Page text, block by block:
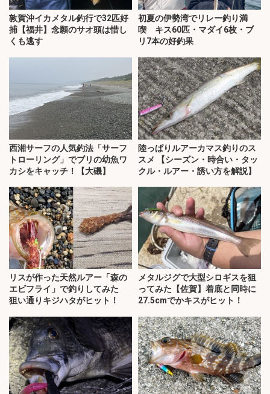
敦賀沖イカメタル釣行で32匹好
捕【福井】念願のサオ頭は惜し
くも逃す
初夏の伊勢湾でリレー釣り満
喫 キス60匹・マダイ6枚・ブ
リ7本の好釣果
西湘サーフの人気釣法「サーフ
トローリング」でブリの幼魚ワ
カシをキャッチ！【大磯】
陸っぱりルアーカマス釣りのス
スメ 【シーズン・時合い・タッ
クル・ルアー・誘い方を解説】
リスが作った天然ルアー「森の
エビフライ」で釣りしてみた
狙い通りキジハタがヒット！
メタルジグで大型シロギスを狙
ってみた【佐賀】着底と同時に
27.5cmでかキスがヒット！